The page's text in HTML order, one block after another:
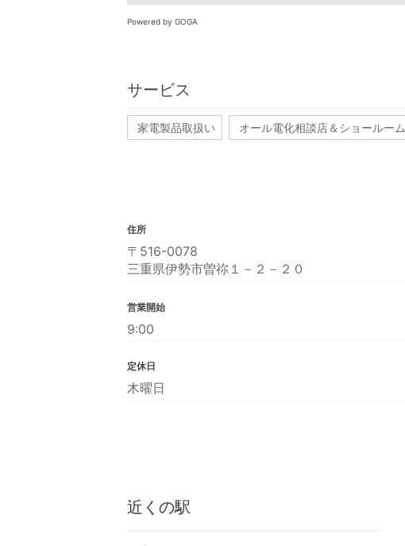
Powered by GOGA
サービス
家電製品取扱い オール電化相談店＆ショールーム
住所
〒516-0078
三重県伊勢市曽祢１－２－２０
営業開始
9:00
定休日
木曜日
近くの駅